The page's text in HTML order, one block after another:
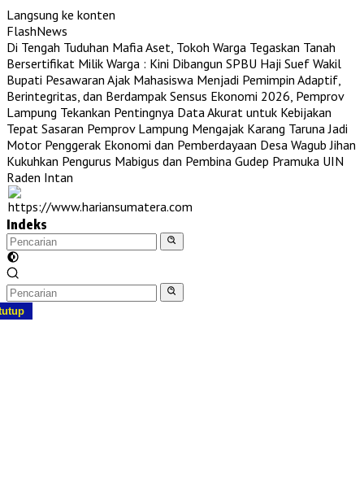
Langsung ke konten
FlashNews
Di Tengah Tuduhan Mafia Aset, Tokoh Warga Tegaskan Tanah
Bersertifikat Milik Warga : Kini Dibangun SPBU Haji Suef Wakil
Bupati Pesawaran Ajak Mahasiswa Menjadi Pemimpin Adaptif,
Berintegritas, dan Berdampak Sensus Ekonomi 2026, Pemprov
Lampung Tekankan Pentingnya Data Akurat untuk Kebijakan
Tepat Sasaran Pemprov Lampung Mengajak Karang Taruna Jadi
Motor Penggerak Ekonomi dan Pemberdayaan Desa Wagub Jihan
Kukuhkan Pengurus Mabigus dan Pembina Gudep Pramuka UIN
Raden Intan
Indeks